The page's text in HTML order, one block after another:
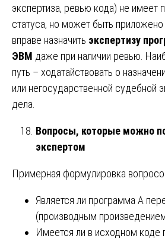
экспертиза, ревью кода) не имеет
статуса, но может быть приложено
вправе назначить экспертизу
ЭВМ даже при наличии ревью.
путь – ходатайствовать о
или негосударственной судебной
дела.
Вопросы, которые можно
экспертом
Примерная формулировка
Является ли программа А
(производным
Имеется ли в исходном коде